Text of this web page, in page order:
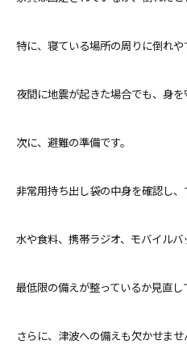
特に、寝ている場所の周りに倒れや
夜間に地震が起きた場合でも、身
次に、避難の準備です。
非常用持ち出し袋の中身を確認し
水や食料、携帯ラジオ、モバイルバ
最低限の備えが整っているか見直し
さらに、津波への備えも欠かせませ